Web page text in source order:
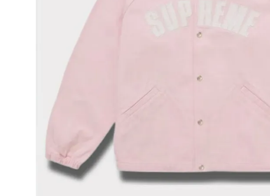
Tシャツ・ロングスリーブ
パーカー・トレーナー
ジャケット・アウター
ニット帽・ビーニー